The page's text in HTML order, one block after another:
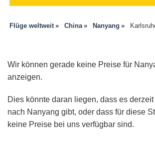
Flüge weltweit China Nanyang
Wir können gerade keine Preise für
anzeigen.
Dies könnte daran liegen, dass es
nach Nanyang gibt, oder dass für diese
keine Preise bei uns verfügbar sind.